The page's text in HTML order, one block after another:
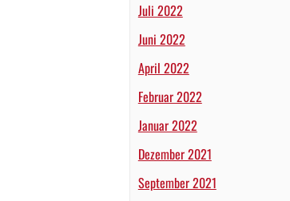
Juli 2022
Juni 2022
April 2022
Februar 2022
Januar 2022
Dezember 2021
September 2021